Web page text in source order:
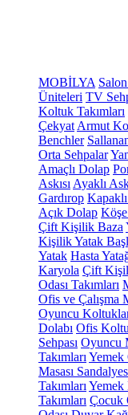
MOBİLYA
Üniteleri TV
Koltuk Takımları
Çekyat Armut
Benchler
Orta Sehpalar
Amaçlı Dolap
Askısı Ayaklı
Gardırop
Açık Dolap
Çift Kişilik Baza
Kişilik Yatak
Yatak Hasta
Karyola Çift
Odası Takımları
Ofis ve Çalışma
Oyuncu
Dolabı Ofis
Sehpası Oyuncu
Takımları Yemek
Masası
Takımları Yemek
Takımları Çocuk